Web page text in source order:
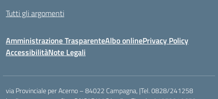
Tutti gli argomenti
Amministrazione TrasparenteAlbo onlinePrivacy Policy
AccessibilitàNote Legali
via Provinciale per Acerno – 84022 Campagna, |Tel. 0828/241258